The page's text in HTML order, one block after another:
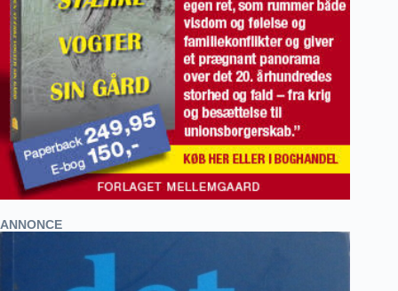
ANNONCE